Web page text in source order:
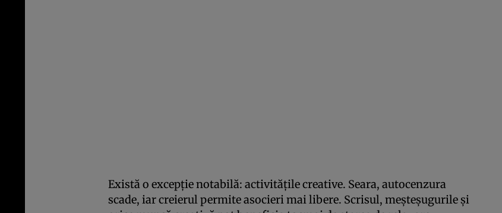
Există o excepție notabilă: activitățile creative. Seara, autocenzura
scade, iar creierul permite asocieri mai libere. Scrisul, meșteșugurile și